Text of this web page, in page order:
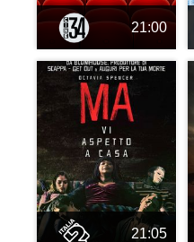
21:00
21:05